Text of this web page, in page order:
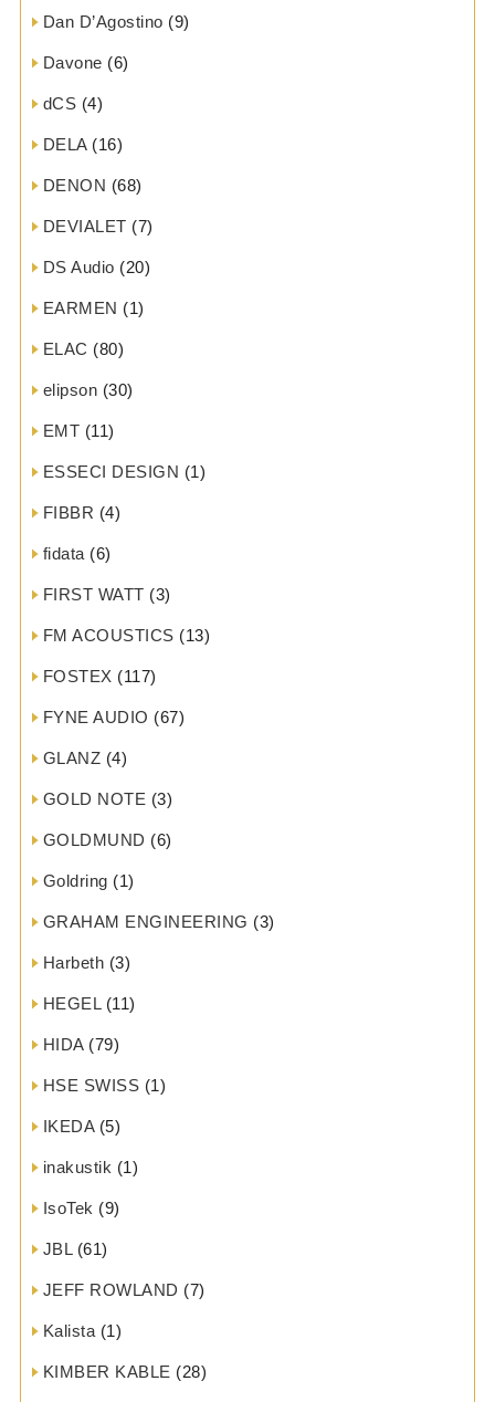
Dan D’Agostino (9)
Davone (6)
dCS (4)
DELA(16)
DENON (68)
DEVIALET (7)
DS Audio (20)
EARMEN (1)
ELAC (80)
elipson (30)
EMT (11)
ESSECI DESIGN (1)
FIBBR (4)
fidata (6)
FIRST WATT (3)
FM ACOUSTICS (13)
FOSTEX (117)
FYNE AUDIO (67)
GLANZ (4)
GOLD NOTE (3)
GOLDMUND (6)
Goldring (1)
GRAHAM ENGINEERING (3)
Harbeth (3)
HEGEL(11)
HIDA(79)
HSE SWISS (1)
IKEDA(5)
inakustik (1)
IsoTek (9)
JBL(61)
JEFF ROWLAND (7)
Kalista (1)
KIMBER KABLE (28)